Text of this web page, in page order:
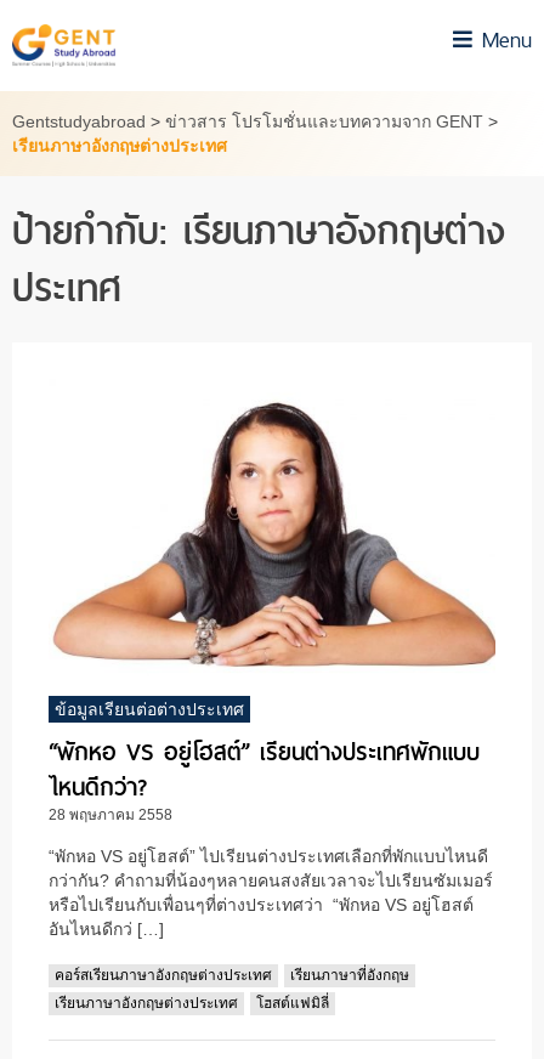
to
content
Menu
Gentstudyabroad > ข่าวสาร โปรโมชั่นและบทความจาก GENT >
เรียนภาษาอังกฤษต่างประเทศ
ป้ายกำกับ: เรียนภาษาอังกฤษต่าง
ประเทศ
ข้อมูลเรียนต่อต่างประเทศ
“พักหอ VS อยู่โฮสต์” เรียนต่างประเทศพักแบบ
ไหนดีกว่า?
28 พฤษภาคม 2558
“พักหอ VS อยู่โฮสต์” ไปเรียนต่างประเทศเลือกที่พักแบบไหนดี
กว่ากัน? คำถามที่น้องๆหลายคนสงสัยเวลาจะไปเรียนซัมเมอร์
หรือไปเรียนกับเพื่อนๆที่ต่างประเทศว่า “พักหอ VS อยู่โฮสต์
อันไหนดีกว่ […]
คอร์สเรียนภาษาอังกฤษต่างประเทศ
เรียนภาษาที่อังกฤษ
เรียนภาษาอังกฤษต่างประเทศ
โฮสต์แฟมิลี่